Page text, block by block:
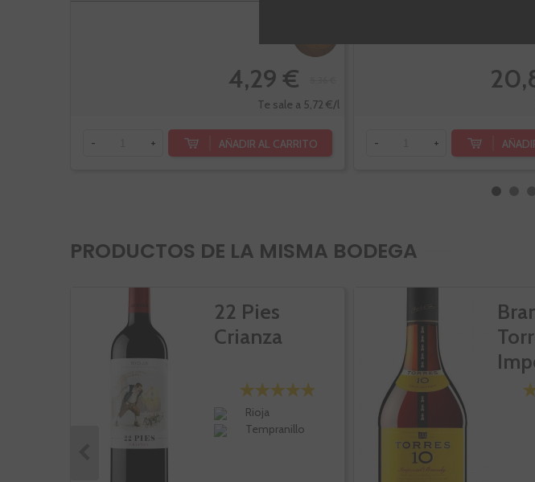
4,29 €
Te sale a 5,72 €/l
- + AÑADIR AL CARRITO - +
PRODUCTOS DE LA MISMA BODEGA
22 Pies
Crianza
Rioja
Tempranillo